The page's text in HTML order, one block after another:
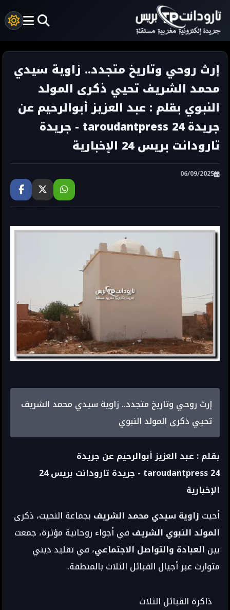
إرث روحي وتاريخ متجدد.. زاوية سيدي
محمد الشريف تحيي ذكرى المولد
النبوي بقلم : عبد العزيز أبوالرحيم عن
جريدة taroudantpress 24 - جريدة
تارودانت بريس 24 الإخبارية
06/09/2025
إرث روحي وتاريخ متجدد.. زاوية سيدي محمد الشريف
تحيي ذكرى المولد النبوي
بقلم : عبد العزيز أبوالرحيم عن جريدة
taroudantpress 24 - جريدة تارودانت بريس 24
الإخبارية
أحيت زاوية سيدي محمد الشريف بجماعة النحيت، ذكرى
المولد النبوي الشريف في أجواء روحانية مؤثرة، جمعت
بين العبادة والتواصل الاجتماعي، في تقليد ديني
متوارث عبر أجيال القبائل الثلاث بالمنطقة.
ذاكرة القبائل الثلاث